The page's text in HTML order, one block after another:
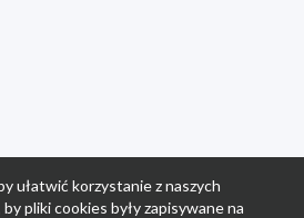
ułatwić korzystanie z naszych
pliki cookies były zapisywane na